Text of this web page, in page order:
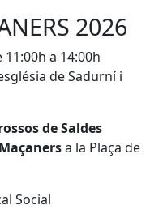
2026
a 14:00h
de Sadurní i
de Saldes
a la Plaça de
Social